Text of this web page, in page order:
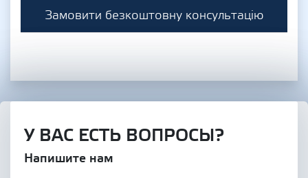
Замовити безкоштовну консультацію
У ВАС ЕСТЬ ВОПРОСЫ?
Напишите нам